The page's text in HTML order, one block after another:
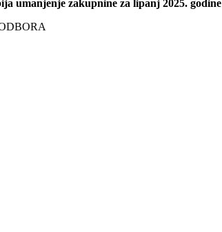
umanjenje zakupnine za lipanj 2025. godine